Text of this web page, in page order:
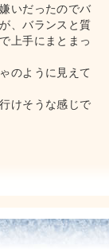
いだったのでバ
、バランスと質
上手にまとまっ
のように見えて
けそうな感じで